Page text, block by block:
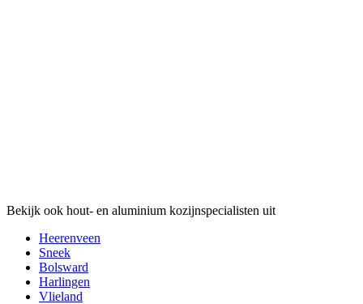
Bekijk ook hout- en aluminium kozijnspecialisten uit
Heerenveen
Sneek
Bolsward
Harlingen
Vlieland